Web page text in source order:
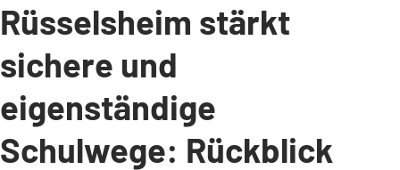
Rüsselsheim stärkt
sichere und
eigenständige
Schulwege: Rückblick